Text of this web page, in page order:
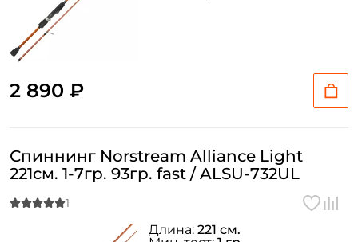
2 890 ₽
Спиннинг Norstream Alliance Light
221см. 1-7гр. 93гр. fast / ALSU-732UL
Длина: 221 см.